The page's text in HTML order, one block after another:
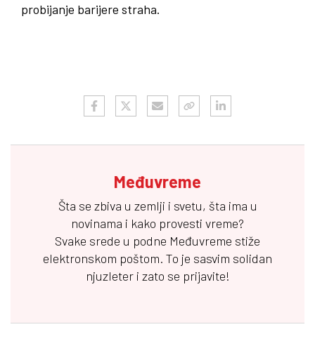
probijanje barijere straha.
Međuvreme
Šta se zbiva u zemlji i svetu, šta ima u
novinama i kako provesti vreme?
Svake srede u podne Međuvreme stiže
elektronskom poštom. To je sasvim solidan
njuzleter i zato se prijavite!